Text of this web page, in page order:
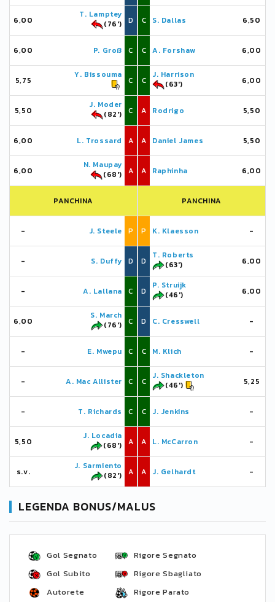
6,00
T. Lamptey
(76')
D
6,00 P. Groß C
5,75
Y. Bissouma
C
5,50
J. Moder
(82')
C
6,00 L. Trossard A
6,00
N. Maupay
(68')
A
PANCHINA
- J. Steele P
- S. Duffy D
- A. Lallana C
6,00
S. March
(76')
C
- E. Mwepu C
- A. Mac Allister C
- T. Richards C
5,50
J. Locadia
(68')
A
s.v.
J. Sarmiento
(82')
A
C S. Dallas 6,50
C A. Forshaw 6,00
C
J. Harrison
(63')
6,00
A Rodrigo 5,50
A Daniel James 5,50
A Raphinha 6,00
PANCHINA
P K. Klaesson -
D
T. Roberts
(63')
6,00
D
P. Struijk
(46')
6,00
D C. Cresswell -
C M. Klich -
C
J. Shackleton
(46')
5,25
C J. Jenkins -
A L. McCarron -
A J. Gelhardt -
LEGENDA BONUS/MALUS
Gol Segnato
Gol Subito
Autorete
Rigore Segnato
Rigore Sbagliato
Rigore Parato